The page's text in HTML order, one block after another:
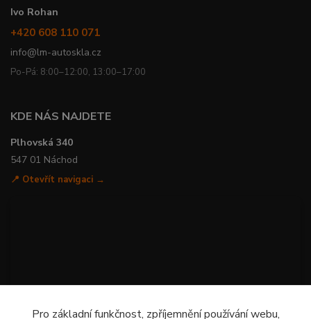
Ivo Rohan
+420 608 110 071
info@lm-autoskla.cz
Po-Pá: 8:00–12:00, 13:00–17:00
KDE NÁS NAJDETE
Plhovská 340
547 01 Náchod
📍 Otevřít navigaci →
Pro základní funkčnost, zpříjemnění používání webu,